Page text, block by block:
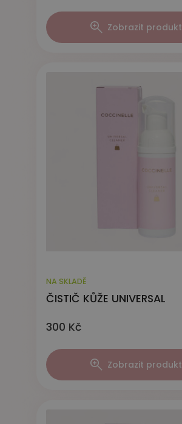
Zobrazit produkt
NA SKLADĚ
ČISTIČ KŮŽE UNIVERSAL
300 Kč
Zobrazit produkt